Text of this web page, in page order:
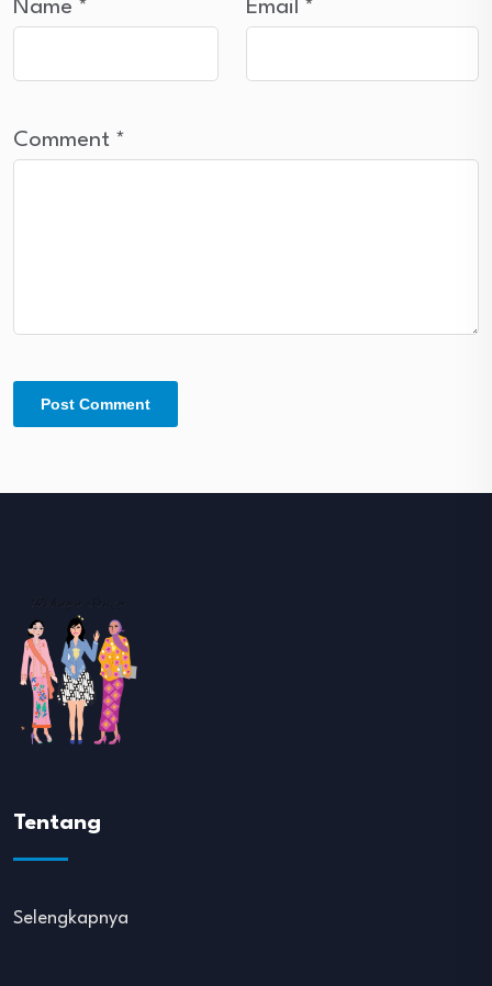
Name * Email *
Comment *
Tentang
Selengkapnya